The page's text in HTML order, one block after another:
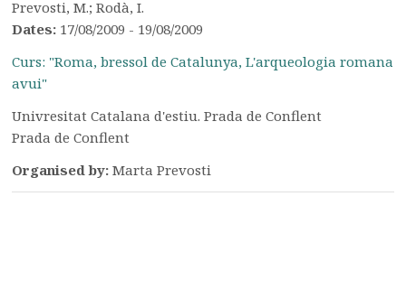
Prevosti, M.; Rodà, I.
Dates: 17/08/2009 - 19/08/2009
Curs: "Roma, bressol de Catalunya, L'arqueologia romana
avui"
Univresitat Catalana d'estiu. Prada de Conflent
Prada de Conflent
Organised by:Marta Prevosti